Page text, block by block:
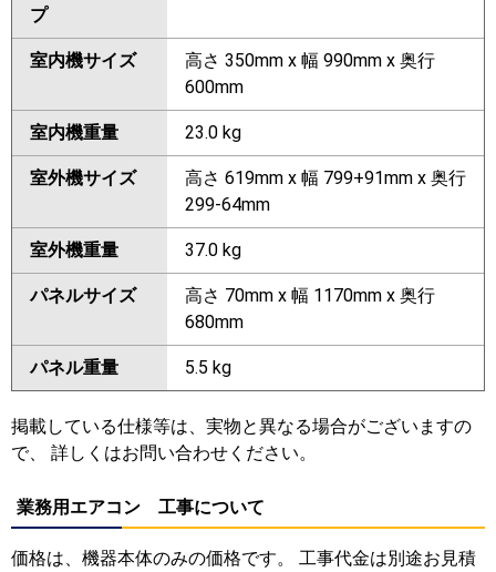
プ
室内機サイズ
高さ 350mm x 幅 990mm x 奥行
600mm
室内機重量 23.0 kg
室外機サイズ
高さ 619mm x 幅 799+91mm x 奥行
299-64mm
室外機重量 37.0 kg
パネルサイズ
高さ 70mm x 幅 1170mm x 奥行
680mm
パネル重量 5.5 kg
掲載している仕様等は、実物と異なる場合がございますの
で、 詳しくはお問い合わせください。
業務用エアコン 工事について
価格は、機器本体のみの価格です。 工事代金は別途お見積